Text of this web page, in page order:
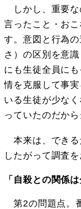
しかし、重要な
言ったこと・お
す。意図と行為
さ）の区別を意
にも生徒全員に
情を克服して事
いる生徒が少な
っていたのだから
本来は、できる
したがって調査
「自殺との関係
第2の問題点。